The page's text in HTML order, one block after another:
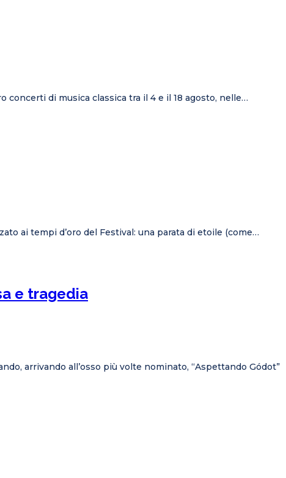
concerti di musica classica tra il 4 e il 18 agosto, nelle…
ai tempi d’oro del Festival: una parata di etoile (come…
e tragedia
arrivando all’osso più volte nominato, “Aspettando Gódot”